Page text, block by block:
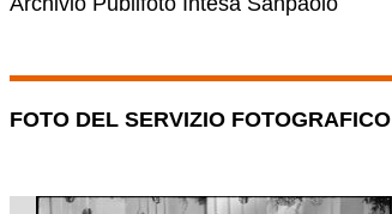
FOTO DEL SERVIZIO FOTOGRAFICO